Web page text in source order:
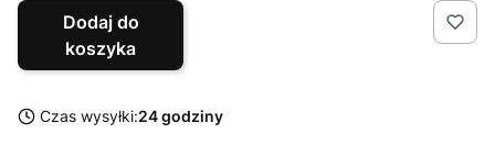
Dodaj do
koszyka
Czas wysyłki:24 godziny